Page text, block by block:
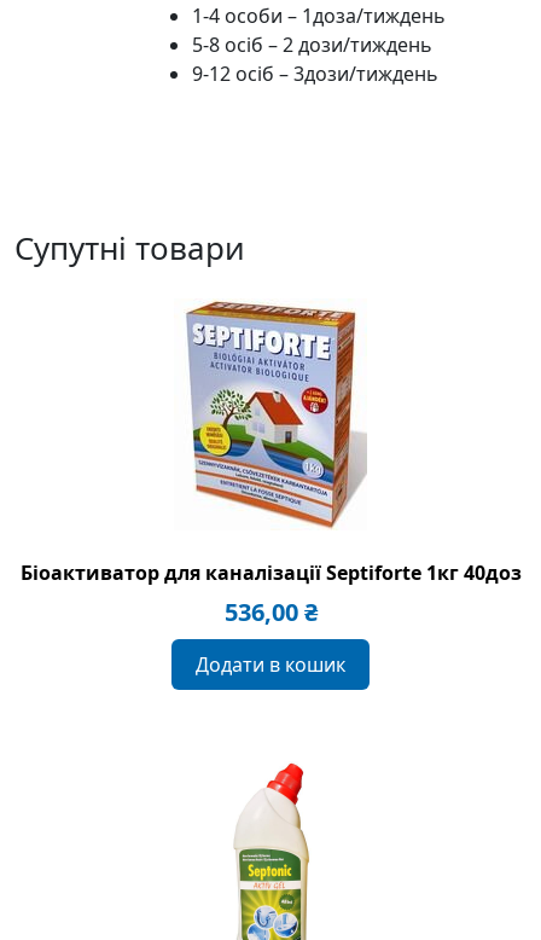
1-4 особи – 1доза/тиждень
5-8 осіб – 2 дози/тиждень
9-12 осіб – 3дози/тиждень
Супутні товари
Біоактиватор для каналізації Septiforte 1кг 40доз
536,00₴
Додати в кошик